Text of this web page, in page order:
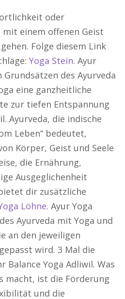
oder
einem offenen Geist
Folge diesem Link
Yoga Stein. Ayur
des Ayurveda
eine ganzheitliche
zur tiefen Entspannung
Ayurveda, die indische
Leben“ bedeutet,
Körper, Geist und Seele
die Ernährung,
Ausgeglichenheit
dir zusätzliche
Löhne. Ayur Yoga
Ayurveda mit Yoga und
an den jeweiligen
wird. 3 Mal die
Balance Yoga Adliwil. Was
macht, ist die Förderung
und die